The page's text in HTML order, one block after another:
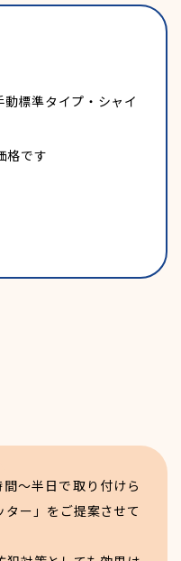
標準タイプ・シャイ
格です
〜半日で取り付けら
ー」をご提案させて